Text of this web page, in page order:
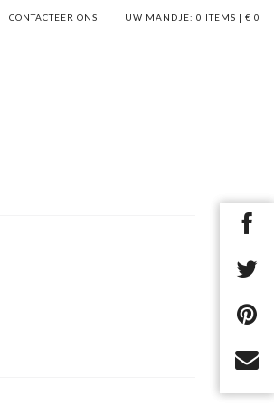
UW MANDJE: 0 ITEMS | € 0
CONTACTEER ONS